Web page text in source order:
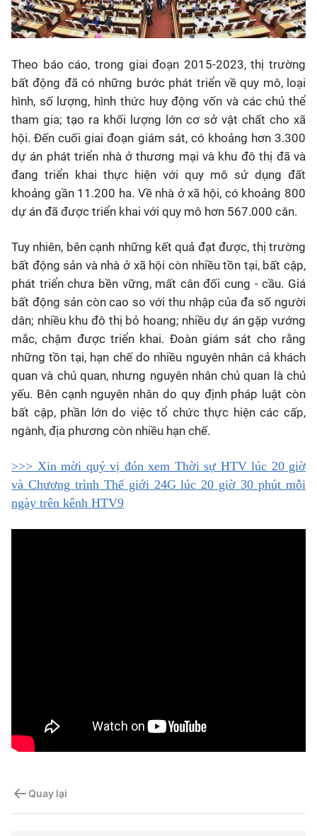
Theo báo cáo, trong giai đoạn 2015-2023, thị trường
bất động đã có những bước phát triển về quy mô, loại
hình, số lượng, hình thức huy động vốn và các chủ thể
tham gia; tạo ra khối lượng lớn cơ sở vật chất cho xã
hội. Đến cuối giai đoạn giám sát, có khoảng hơn 3.300
dự án phát triển nhà ở thương mại và khu đô thị đã và
đang triển khai thực hiện với quy mô sử dụng đất
khoảng gần 11.200 ha. Về nhà ở xã hội, có khoảng 800
dự án đã được triển khai với quy mô hơn 567.000 căn.
Tuy nhiên, bên cạnh những kết quả đạt được, thị trường
bất động sản và nhà ở xã hội còn nhiều tồn tại, bất cập,
phát triển chưa bền vững, mất cân đối cung - cầu. Giá
bất động sản còn cao so với thu nhập của đa số người
dân; nhiều khu đô thị bỏ hoang; nhiều dự án gặp vướng
mắc, chậm được triển khai. Đoàn giám sát cho rằng
những tồn tại, hạn chế do nhiều nguyên nhân cả khách
quan và chủ quan, nhưng nguyên nhân chủ quan là chủ
yếu. Bên cạnh nguyên nhân do quy định pháp luật còn
bất cập, phần lớn do việc tổ chức thực hiện các cấp,
ngành, địa phương còn nhiều hạn chế.
>>> Xin mời quý vị đón xem Thời sự HTV lúc 20 giờ
và Chương trình Thế giới 24G lúc 20 giờ 30 phút mỗi
ngày trên kênh HTV9
Quay lại